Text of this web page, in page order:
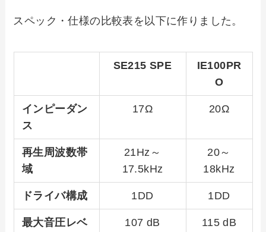
スペック・仕様の比較表を以下に作りました。
SE215 SPE
IE100PR
O
インピーダン
ス
17Ω 20Ω
再生周波数帯
域
21Hz～
17.5kHz
20～
18kHz
ドライバ構成 1DD 1DD
最大音圧レベ
107 dB 115 dB